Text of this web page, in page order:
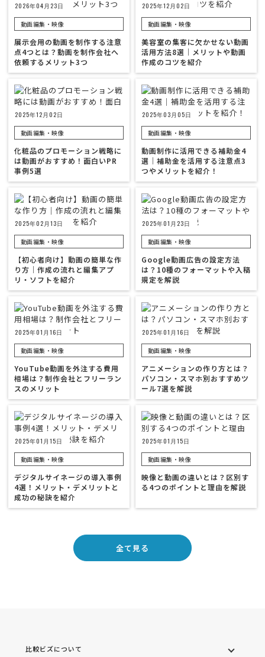
2026年04月23日
動画編集・映像
展示会用の動画を制作する注意
点4つとは？動画を制作会社へ
依頼するメリット3つ
2025年12月02日
動画編集・映像
美容室の集客に欠かせない動画
活用方法8選｜メリットや動画
作成のコツを紹介
2025年12月02日
動画編集・映像
化粧品のプロモーション戦略に
は動画がおすすめ！面白いPR
事例5選
2025年03月05日
動画編集・映像
動画制作に活用できる補助金4
選｜補助金を活用する注意点3
つやメリットを紹介！
2025年02月13日
動画編集・映像
【初心者向け】動画の簡単な作
り方｜作成の流れと編集アプ
リ・ソフトを紹介
2025年01月23日
動画編集・映像
Google動画広告の設定方法
は？10種のフォーマットや入稿
規定を解説
2025年01月16日
動画編集・映像
YouTube動画を外注する費用
相場は？制作会社とフリーラン
スのメリット
2025年01月16日
動画編集・映像
アニメーションの作り方とは？
パソコン・スマホ別おすすめツ
ール7選を解説
2025年01月15日
動画編集・映像
デジタルサイネージの導入事例
4選！メリット・デメリットと
成功の秘訣を紹介
2025年01月15日
動画編集・映像
映像と動画の違いとは？区別す
る4つのポイントと理由を解説
全て見る
比較ビズについて